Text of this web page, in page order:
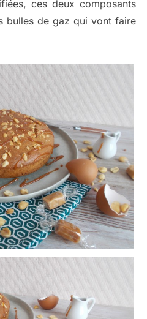
ces deux composants
bulles de gaz qui vont faire